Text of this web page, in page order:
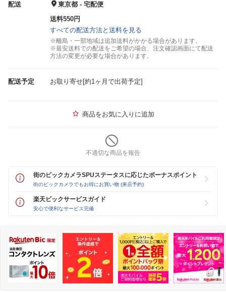
配送
東京都 - 宅配便
送料550円
すべての配送方法と送料を見る
※離島・一部地域は追加送料がかかる場合があります。
※最安送料での配送をご希望の場合、注文確認画面にて配送
方法の変更が必要な場合があります。
配送予定 お取り寄せ[約1ヶ月で出荷予定]
商品をお気に入りに追加
不適切な商品を報告
街のビックカメラSPUステータスに応じたボーナスポイント
街のビックカメラでもお得にお買い物 (来店予約)
楽天ビックサービスガイド
安心で便利なサービス完備